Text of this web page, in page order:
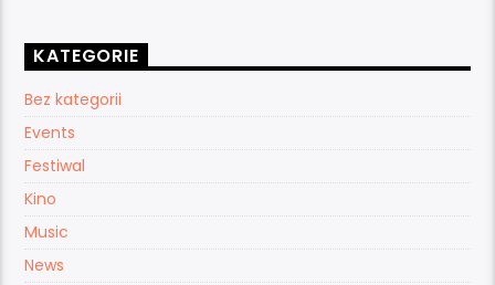
KATEGORIE
Bez kategorii
Events
Festiwal
Kino
Music
News